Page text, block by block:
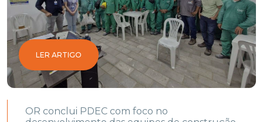
LER ARTIGO
OR conclui PDEC com foco no